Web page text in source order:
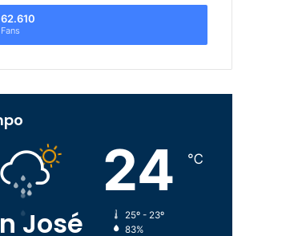
62.610
Fans
José
24 ℃
25º - 23º
83%